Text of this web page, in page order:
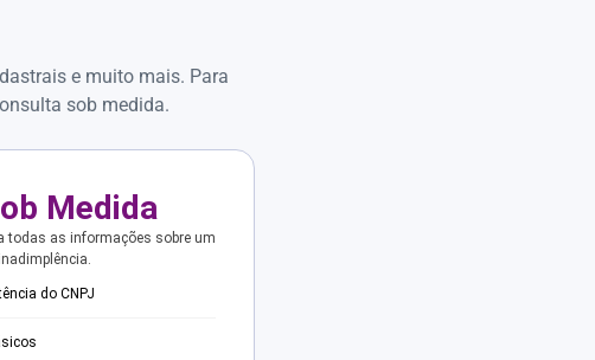
e muito mais. Para
sob medida.
Medida
todas as informações sobre um
do CNPJ